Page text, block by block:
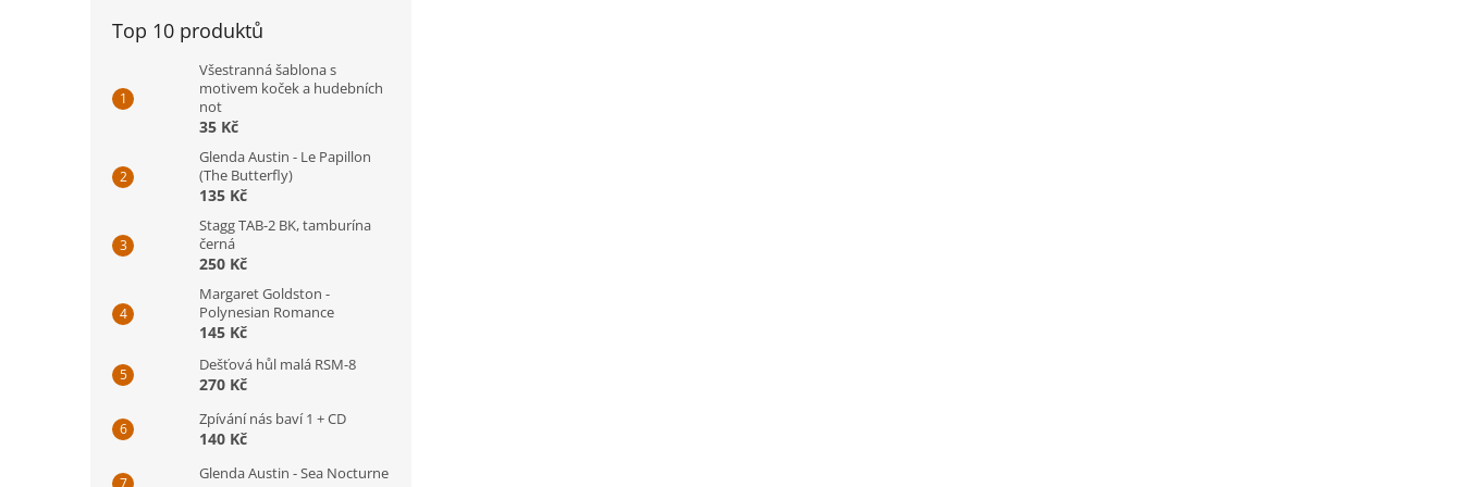
Top 10 produktů
Všestranná šablona s
motivem koček a hudebních
not
35 Kč
Glenda Austin - Le Papillon
(The Butterfly)
135 Kč
Stagg TAB-2 BK, tamburína
černá
250 Kč
Margaret Goldston -
Polynesian Romance
145 Kč
Dešťová hůl malá RSM-8
270 Kč
Zpívání nás baví 1 + CD
140 Kč
Glenda Austin - Sea Nocturne